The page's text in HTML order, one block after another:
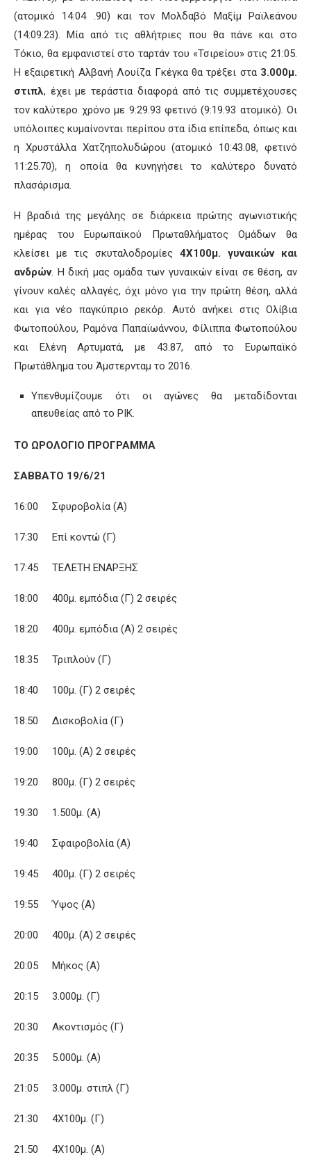
(ατομικό 14:04 .90) και τον Μολδαβό Μαξίμ Ραϊλεάνου
(14:09.23). Μία από τις αθλήτριες που θα πάνε και στο
Τόκιο, θα εμφανιστεί στο ταρτάν του «Τσιρείου» στις 21:05.
Η εξαιρετική Αλβανή Λουίζα Γκέγκα θα τρέξει στα 3.000μ.
στιπλ, έχει με τεράστια διαφορά από τις συμμετέχουσες
τον καλύτερο χρόνο με 9:29.93 φετινό (9:19.93 ατομικό). Οι
υπόλοιπες κυμαίνονται περίπου στα ίδια επίπεδα, όπως και
η Χρυστάλλα Χατζηπολυδώρου (ατομικό 10:43.08, φετινό
11:25.70), η οποία θα κυνηγήσει το καλύτερο δυνατό
πλασάρισμα.
Η βραδιά της μεγάλης σε διάρκεια πρώτης αγωνιστικής
ημέρας του Ευρωπαϊκού Πρωταθλήματος Ομάδων θα
κλείσει με τις σκυταλοδρομίες 4Χ100μ. γυναικών και
ανδρών. Η δική μας ομάδα των γυναικών είναι σε θέση, αν
γίνουν καλές αλλαγές, όχι μόνο για την πρώτη θέση, αλλά
και για νέο παγκύπριο ρεκόρ. Αυτό ανήκει στις Ολίβια
Φωτοπούλου, Ραμόνα Παπαϊωάννου, Φίλιππα Φωτοπούλου
και Ελένη Αρτυματά, με 43.87, από το Ευρωπαϊκό
Πρωτάθλημα του Άμστερνταμ το 2016.
Υπενθυμίζουμε ότι οι αγώνες θα μεταδίδονται
απευθείας από το ΡΙΚ.
ΤΟ ΩΡΟΛΟΓΙΟ ΠΡΟΓΡΑΜΜΑ
ΣΑΒΒΑΤΟ 19/6/21
16:00 Σφυροβολία (Α)
17:30 Επί κοντώ (Γ)
17:45 ΤΕΛΕΤΗ ΕΝΑΡΞΗΣ
18:00 400μ. εμπόδια (Γ) 2 σειρές
18:20 400μ. εμπόδια (Α) 2 σειρές
18:35 Τριπλούν (Γ)
18:40 100μ. (Γ) 2 σειρές
18:50 Δισκοβολία (Γ)
19:00 100μ. (Α) 2 σειρές
19:20 800μ. (Γ) 2 σειρές
19:30 1.500μ. (Α)
19:40 Σφαιροβολία (Α)
19:45 400μ. (Γ) 2 σειρές
19:55 Ύψος (Α)
20:00 400μ. (Α) 2 σειρές
20:05 Μήκος (Α)
20:15 3.000μ. (Γ)
20:30 Ακοντισμός (Γ)
20:35 5.000μ. (Α)
21:05 3.000μ. στιπλ (Γ)
21:30 4Χ100μ. (Γ)
21.50 4Χ100μ. (Α)